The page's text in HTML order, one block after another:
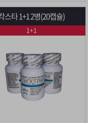
스타 1+1 2병(20캡슐)
1+1